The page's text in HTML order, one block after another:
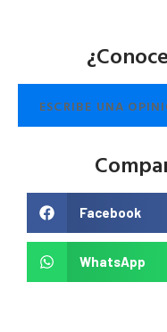
ESCRIBE UNA
Facebook
WhatsApp